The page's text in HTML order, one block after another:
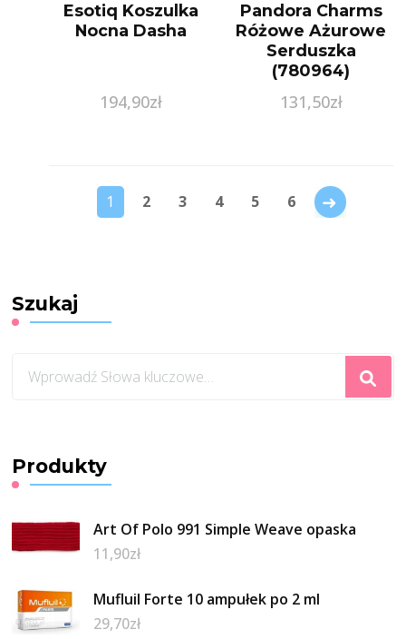
Esotiq Koszulka
Nocna Dasha
194,90zł
Pandora Charms
Różowe Ażurowe
Serduszka
(780964)
131,50zł
1 2 3 4 5 6
Szukaj
czegoś?
Produkty
Art Of Polo 991 Simple Weave opaska
11,90zł
Mufluil Forte 10 ampułek po 2 ml
29,70zł